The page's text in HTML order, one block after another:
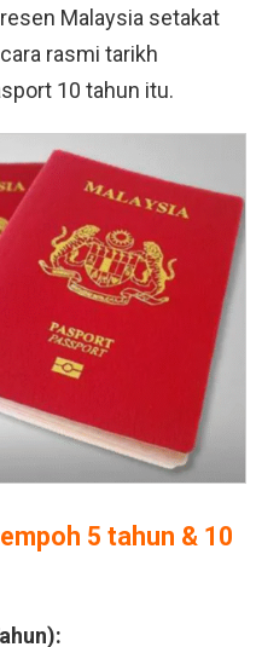
Malaysia setakat
rasmi tarikh
10 tahun itu.
5 tahun & 10